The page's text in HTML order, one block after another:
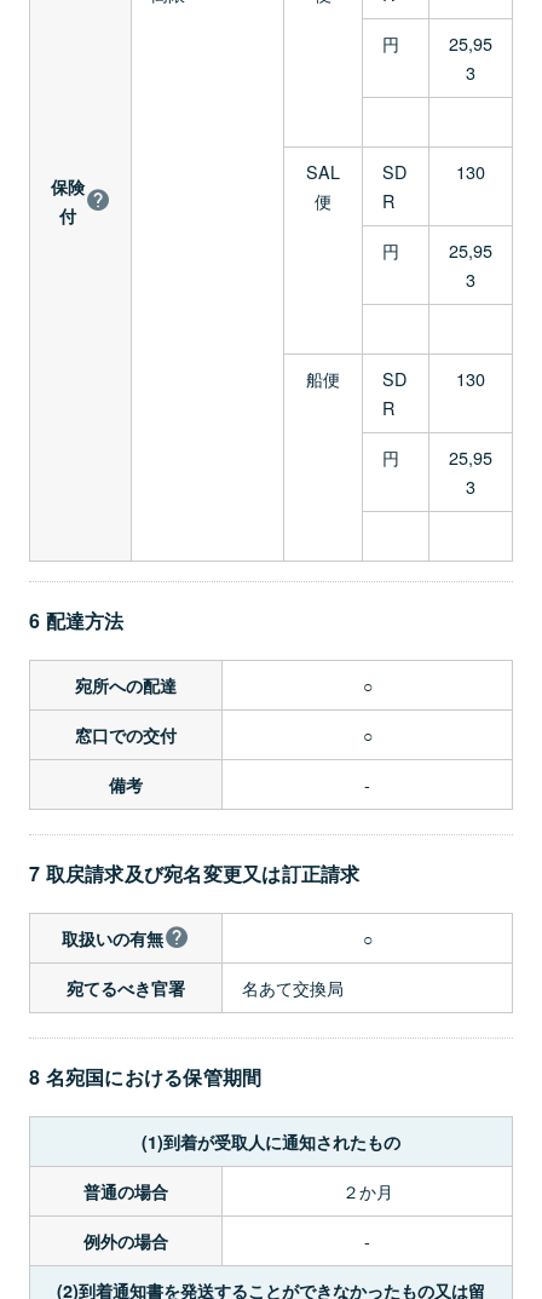
保険
付
円
25,95
3
SAL
便
SD
R
130
円
25,95
3
船便
SD
R
130
円
25,95
3
6 配達方法
宛所への配達 ○
窓口での交付 ○
備考 -
7 取戻請求及び宛名変更又は訂正請求
取扱いの有無 ○
宛てるべき官署 名あて交換局
8 名宛国における保管期間
(1)到着が受取人に通知されたもの
普通の場合 ２か月
例外の場合 -
(2)到着通知書を発送することができなかったもの又は留